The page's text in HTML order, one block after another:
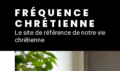
FRÉQUENCE
CHRÉTIENNE
Le site de référence de notre vie
chrétienne